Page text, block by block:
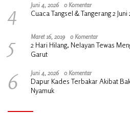
4 Juni 4, 2026 0 Komentar
Cuaca Tangsel & Tangerang 2
5 Maret 16, 2019 0 Komentar
2 Hari Hilang, Nelayan Tewas
Garut
6 Juni 4, 2026 0 Komentar
Dapur Kades Terbakar Akibat
Nyamuk